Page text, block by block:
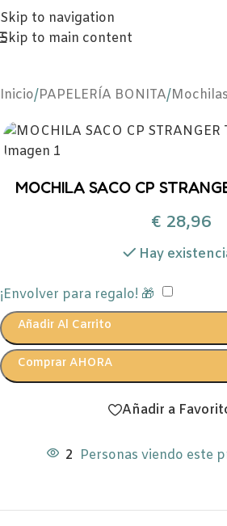
Skip to navigation
Skip to main content
Inicio/PAPELERÍA BONITA/Mochilas
MOCHILA SACO CP
€28,96
Hay
¡Envolver para regalo! 🎁
Añadir Al Carrito
Comprar AHORA
Añadir a
2 Personas viendo este